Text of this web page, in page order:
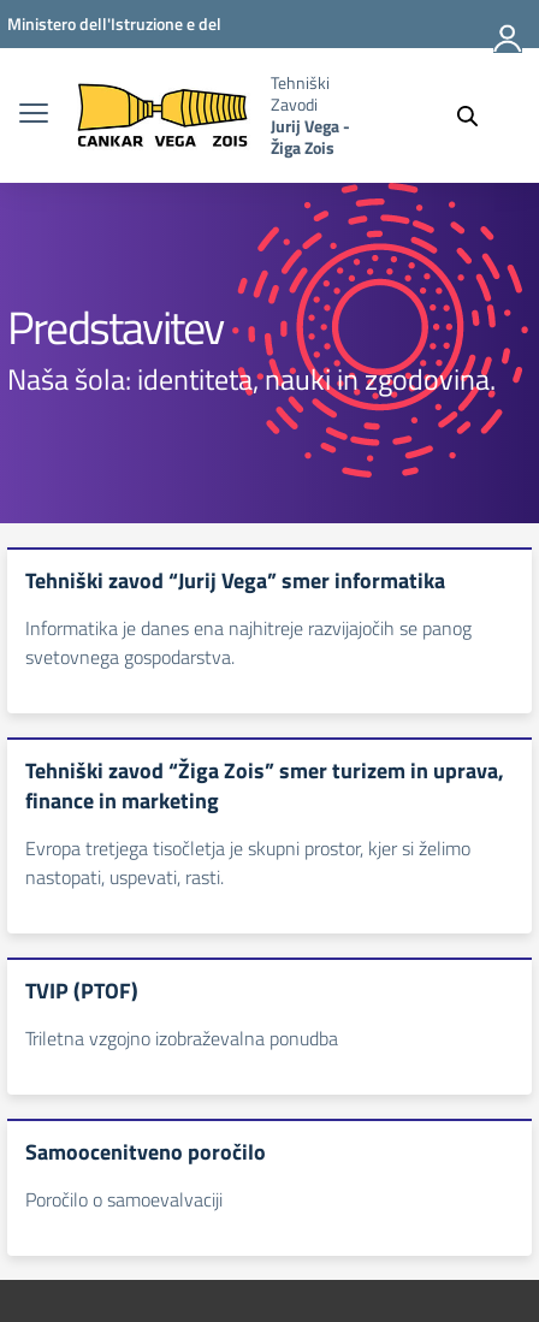
Vai ai contenuti
Vai al menu di navigazione
Vai al footer
Ministero dell'Istruzione e del
Tehniški
Zavodi
Jurij Vega -
Žiga Zois
Predstavitev
Naša šola: identiteta, nauki in zgodovina.
Tehniški zavod “Jurij Vega” smer informatika
Informatika je danes ena najhitreje razvijajočih se panog
svetovnega gospodarstva.
Tehniški zavod “Žiga Zois” smer turizem in uprava,
finance in marketing
Evropa tretjega tisočletja je skupni prostor, kjer si želimo
nastopati, uspevati, rasti.
TVIP (PTOF)
Triletna vzgojno izobraževalna ponudba
Samoocenitveno poročilo
Poročilo o samoevalvaciji